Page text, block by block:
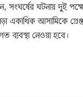
সংঘর্ষের ঘটনায় দুই
একাধিক আসামিকে
ব্যবস্থা নেওয়া হবে।